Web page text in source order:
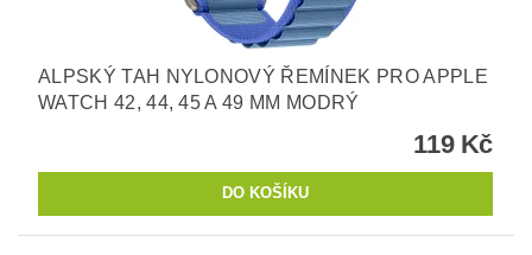
ALPSKÝ TAH NYLONOVÝ ŘEMÍNEK PRO APPLE
WATCH 42, 44, 45 A 49 MM MODRÝ
119 Kč